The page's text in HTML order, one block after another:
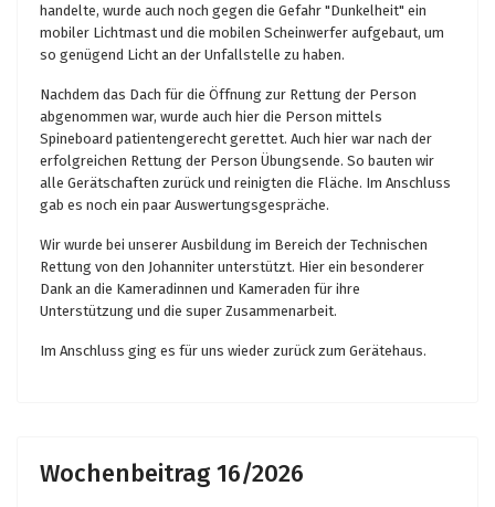
handelte, wurde auch noch gegen die Gefahr "Dunkelheit" ein
mobiler Lichtmast und die mobilen Scheinwerfer aufgebaut, um
so genügend Licht an der Unfallstelle zu haben.
Nachdem das Dach für die Öffnung zur Rettung der Person
abgenommen war, wurde auch hier die Person mittels
Spineboard patientengerecht gerettet. Auch hier war nach der
erfolgreichen Rettung der Person Übungsende. So bauten wir
alle Gerätschaften zurück und reinigten die Fläche. Im Anschluss
gab es noch ein paar Auswertungsgespräche.
Wir wurde bei unserer Ausbildung im Bereich der Technischen
Rettung von den Johanniter unterstützt. Hier ein besonderer
Dank an die Kameradinnen und Kameraden für ihre
Unterstützung und die super Zusammenarbeit.
Im Anschluss ging es für uns wieder zurück zum Gerätehaus.
Wochenbeitrag 16/2026